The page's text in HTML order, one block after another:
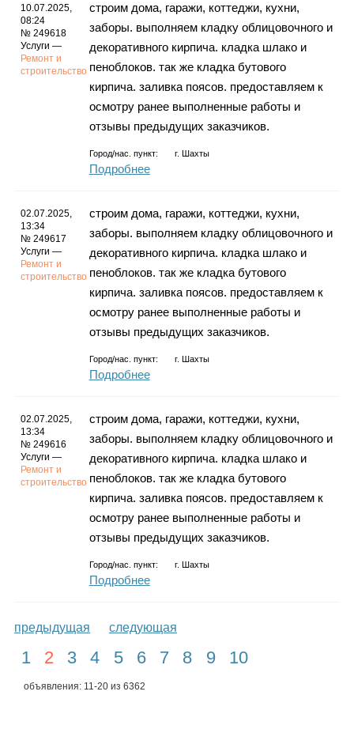
10.07.2025,
08:24
№ 249618
Услуги —
Ремонт и
строительство
строим дома, гаражи, коттеджи, кухни,
заборы. выполняем кладку облицовочного и
декоративного кирпича. кладка шлако и
пеноблоков. так же кладка бутового
кирпича. заливка поясов. предоставляем к
осмотру ранее выполненные работы и
отзывы предыдущих заказчиков.
Город/нас. пункт: г. Шахты
Подробнее
02.07.2025,
13:34
№ 249617
Услуги —
Ремонт и
строительство
строим дома, гаражи, коттеджи, кухни,
заборы. выполняем кладку облицовочного и
декоративного кирпича. кладка шлако и
пеноблоков. так же кладка бутового
кирпича. заливка поясов. предоставляем к
осмотру ранее выполненные работы и
отзывы предыдущих заказчиков.
Город/нас. пункт: г. Шахты
Подробнее
02.07.2025,
13:34
№ 249616
Услуги —
Ремонт и
строительство
строим дома, гаражи, коттеджи, кухни,
заборы. выполняем кладку облицовочного и
декоративного кирпича. кладка шлако и
пеноблоков. так же кладка бутового
кирпича. заливка поясов. предоставляем к
осмотру ранее выполненные работы и
отзывы предыдущих заказчиков.
Город/нас. пункт: г. Шахты
Подробнее
предыдущая следующая
1 2 3 4 5 6 7 8 9 10
объявления: 11-20 из 6362